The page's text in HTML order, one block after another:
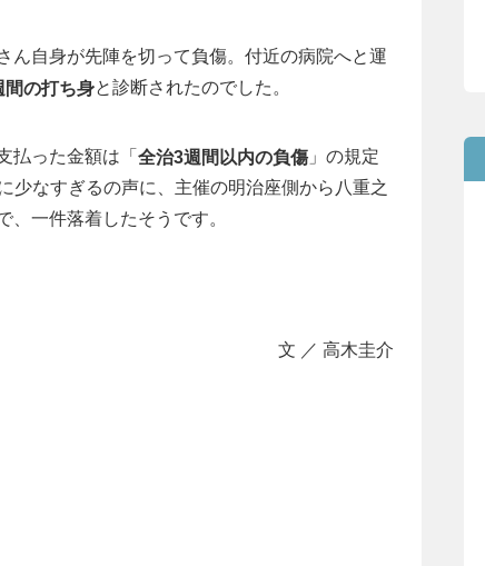
ん自身が先陣を切って負傷。付近の病院へと運
間の打ち身と診断されたのでした。
払った金額は「 全治3週間以内の負傷 」の規定
少なすぎるの声に、主催の明治座側から八重之
、一件落着したそうです。
文 ／ 高木圭介